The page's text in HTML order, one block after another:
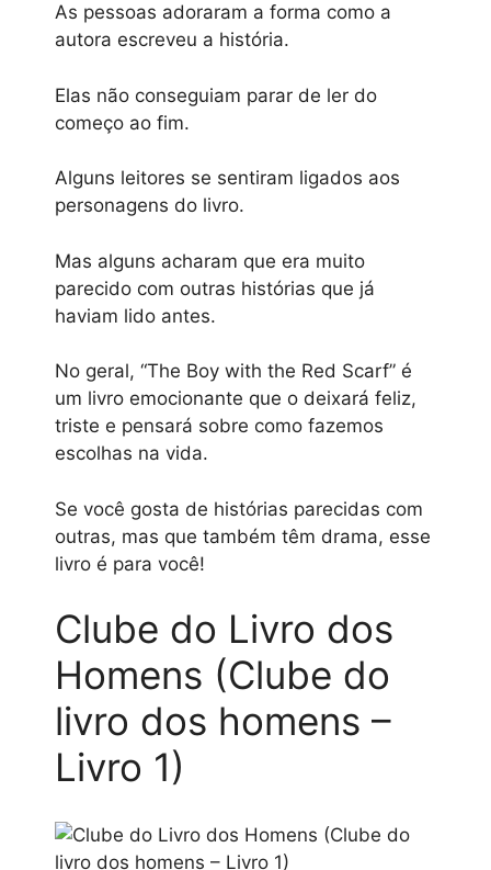
As pessoas adoraram a forma como a
autora escreveu a história.
Elas não conseguiam parar de ler do
começo ao fim.
Alguns leitores se sentiram ligados aos
personagens do livro.
Mas alguns acharam que era muito
parecido com outras histórias que já
haviam lido antes.
No geral, “The Boy with the Red Scarf” é
um livro emocionante que o deixará feliz,
triste e pensará sobre como fazemos
escolhas na vida.
Se você gosta de histórias parecidas com
outras, mas que também têm drama, esse
livro é para você!
Clube do Livro dos
Homens (Clube do
livro dos homens –
Livro 1)